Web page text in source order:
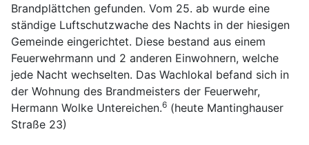
Brandplättchen gefunden. Vom 25. ab wurde eine
ständige Luftschutzwache des Nachts in der hiesigen
Gemeinde eingerichtet. Diese bestand aus einem
Feuerwehrmann und 2 anderen Einwohnern, welche
jede Nacht wechselten. Das Wachlokal befand sich in
der Wohnung des Brandmeisters der Feuerwehr,
Hermann Wolke Untereichen.6 (heute Mantinghauser
Straße 23)